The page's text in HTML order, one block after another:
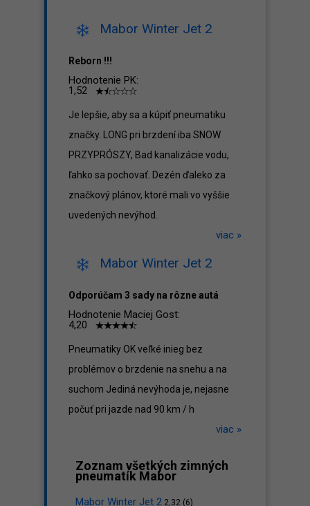
Mabor Winter Jet 2
Reborn !!!
Hodnotenie PK:
1,52
Je lepšie, aby sa a kúpiť pneumatiku
značky. LONG pri brzdení iba SNOW
PRZYPRÓSZY, Bad kanalizácie vodu,
ľahko sa pochovať. Dezén ďaleko za
značkový plánov, ktoré mali vo vyššie
uvedených nevýhod.
viac »
Mabor Winter Jet 2
Odporúčam 3 sady na rôzne autá
Hodnotenie Maciej Gost:
4,20
Pneumatiky OK veľké inieg bez
problémov o brzdenie na snehu a na
suchom Jediná nevýhoda je, nejasne
počuť pri jazde nad 90 km / h
viac »
Zoznam všetkých zimných
pneumatík Mabor
Mabor Winter Jet 2 2,32 (6)